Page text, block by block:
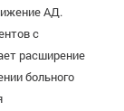
АД.
с
расширение
больного